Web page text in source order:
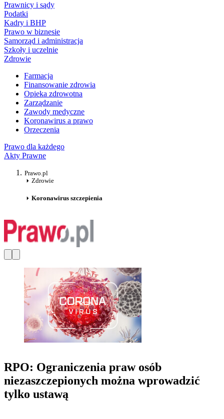
Prawnicy i sądy
Podatki
Kadry i BHP
Prawo w biznesie
Samorząd i administracja
Szkoły i uczelnie
Zdrowie
Farmacja
Finansowanie zdrowia
Opieka zdrowotna
Zarządzanie
Zawody medyczne
Koronawirus a prawo
Orzeczenia
Prawo dla każdego
Akty Prawne
Prawo.pl
Zdrowie
Koronawirus szczepienia
RPO: Ograniczenia praw osób
niezaszczepionych można wprowadzić
tylko ustawą